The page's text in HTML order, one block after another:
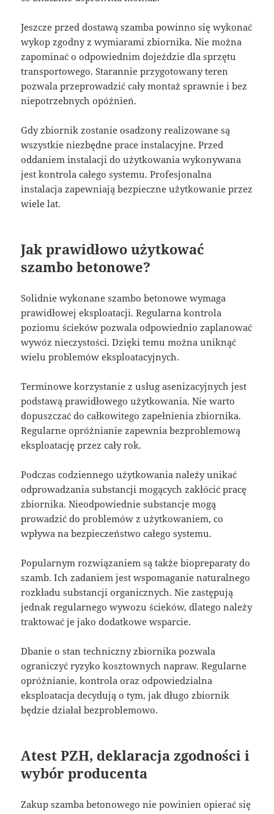
Jeszcze przed dostawą szamba powinno się wykonać
wykop zgodny z wymiarami zbiornika. Nie można
zapominać o odpowiednim dojeździe dla sprzętu
transportowego. Starannie przygotowany teren
pozwala przeprowadzić cały montaż sprawnie i bez
niepotrzebnych opóźnień.
Gdy zbiornik zostanie osadzony realizowane są
wszystkie niezbędne prace instalacyjne. Przed
oddaniem instalacji do użytkowania wykonywana
jest kontrola całego systemu. Profesjonalna
instalacja zapewniają bezpieczne użytkowanie przez
wiele lat.
Jak prawidłowo użytkować
szambo betonowe?
Solidnie wykonane szambo betonowe wymaga
prawidłowej eksploatacji. Regularna kontrola
poziomu ścieków pozwala odpowiednio zaplanować
wywóz nieczystości. Dzięki temu można uniknąć
wielu problemów eksploatacyjnych.
Terminowe korzystanie z usług asenizacyjnych jest
podstawą prawidłowego użytkowania. Nie warto
dopuszczać do całkowitego zapełnienia zbiornika.
Regularne opróżnianie zapewnia bezproblemową
eksploatację przez cały rok.
Podczas codziennego użytkowania należy unikać
odprowadzania substancji mogących zakłócić pracę
zbiornika. Nieodpowiednie substancje mogą
prowadzić do problemów z użytkowaniem, co
wpływa na bezpieczeństwo całego systemu.
Popularnym rozwiązaniem są także biopreparaty do
szamb. Ich zadaniem jest wspomaganie naturalnego
rozkładu substancji organicznych. Nie zastępują
jednak regularnego wywozu ścieków, dlatego należy
traktować je jako dodatkowe wsparcie.
Dbanie o stan techniczny zbiornika pozwala
ograniczyć ryzyko kosztownych napraw. Regularne
opróżnianie, kontrola oraz odpowiedzialna
eksploatacja decydują o tym, jak długo zbiornik
będzie działał bezproblemowo.
Atest PZH, deklaracja zgodności i
wybór producenta
Zakup szamba betonowego nie powinien opierać się